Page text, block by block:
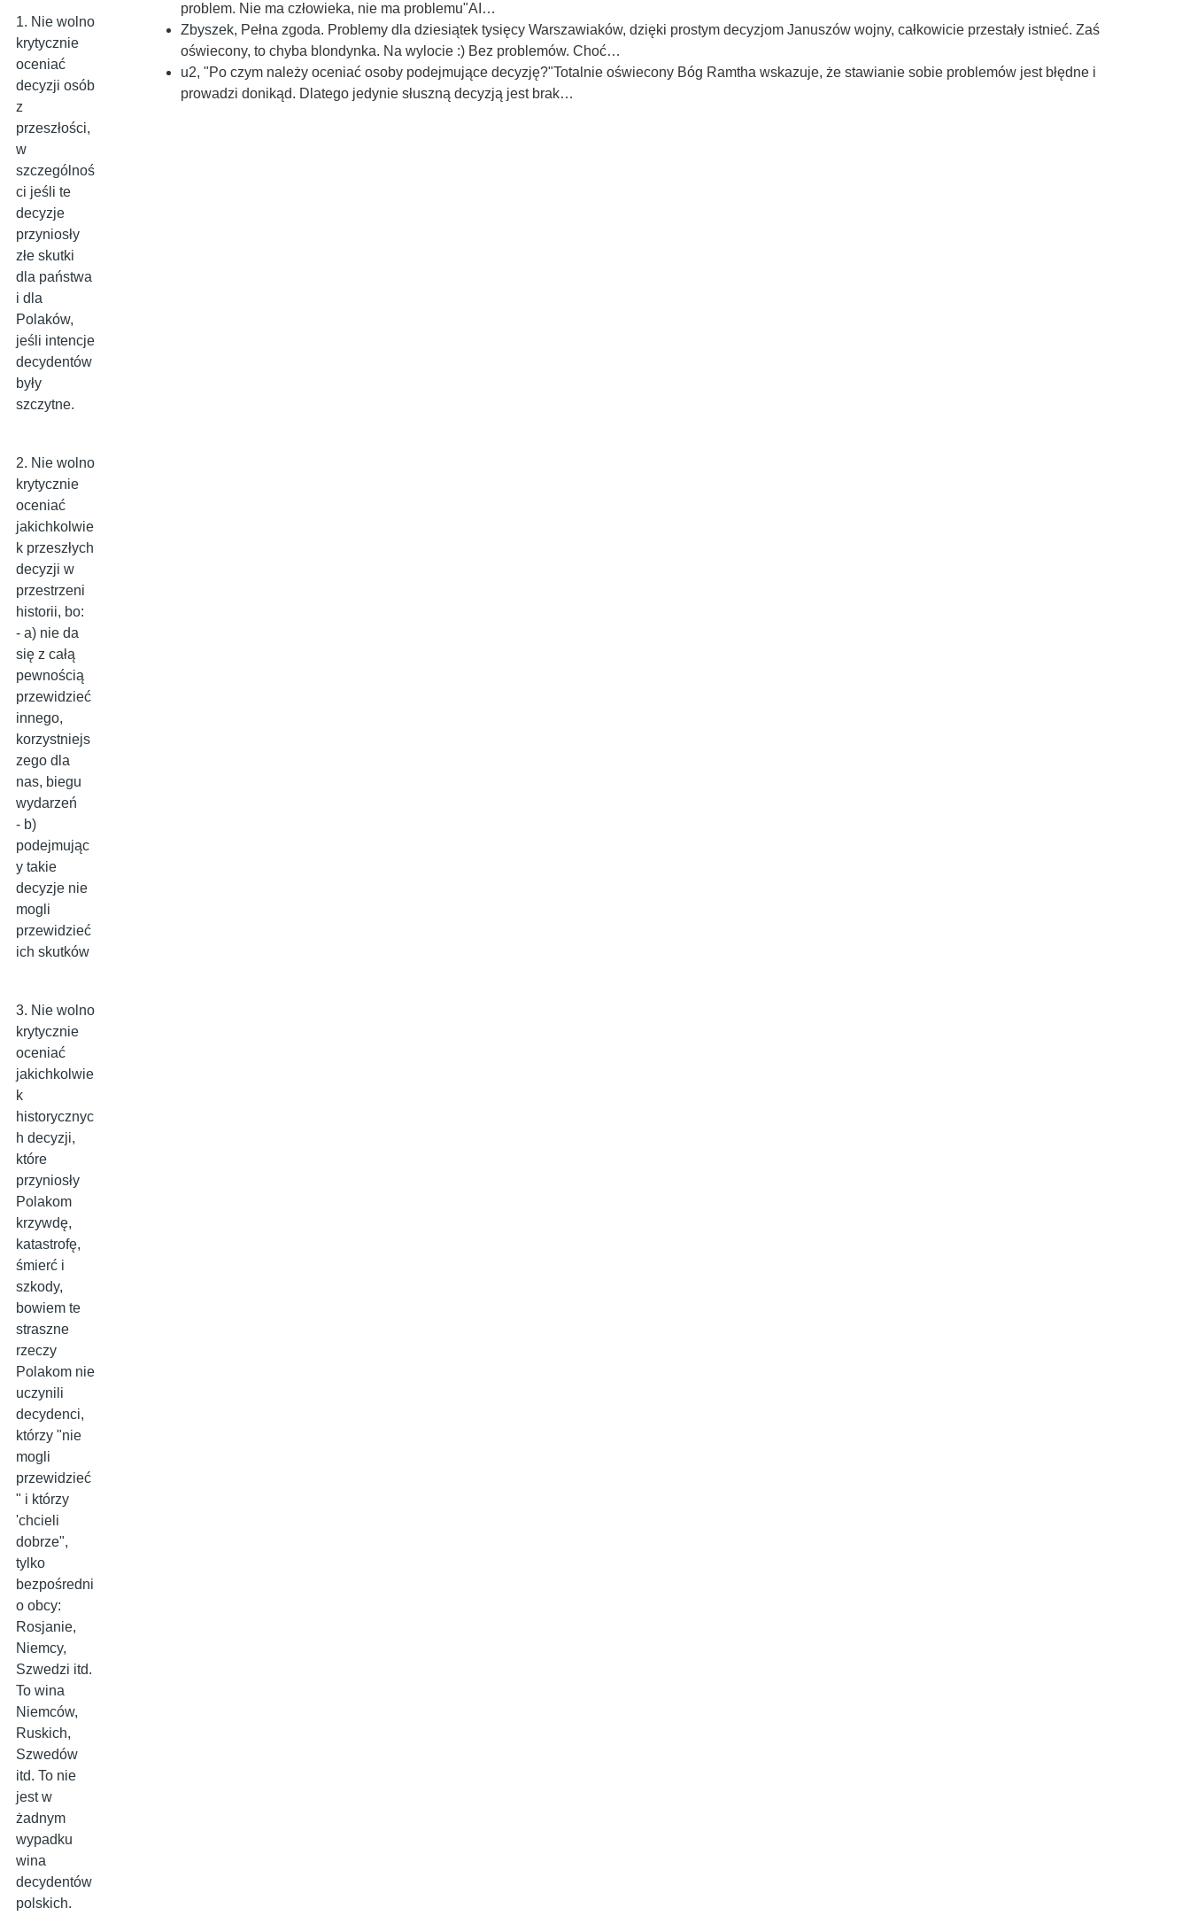
1. Nie wolno
krytycznie
oceniać
decyzji osób
z
przeszłości,
w
szczególnoś
ci jeśli te
decyzje
przyniosły
złe skutki
dla państwa
i dla
Polaków,
jeśli intencje
decydentów
były
szczytne.
2. Nie wolno
krytycznie
oceniać
jakichkolwie
k przeszłych
decyzji w
przestrzeni
historii, bo:
- a) nie da
się z całą
pewnością
przewidzieć
innego,
korzystniejs
zego dla
nas, biegu
wydarzeń
- b)
podejmując
y takie
decyzje nie
mogli
przewidzieć
ich skutków
3. Nie wolno
krytycznie
oceniać
jakichkolwie
k
historycznyc
h decyzji,
które
przyniosły
Polakom
krzywdę,
katastrofę,
śmierć i
szkody,
bowiem te
straszne
rzeczy
Polakom nie
uczynili
decydenci,
którzy "nie
mogli
przewidzieć
" i którzy
'chcieli
dobrze",
tylko
bezpośredni
o obcy:
Rosjanie,
Niemcy,
Szwedzi itd.
To wina
Niemców,
Ruskich,
Szwedów
itd. To nie
jest w
żadnym
wypadku
wina
decydentów
polskich.
problem. Nie ma człowieka, nie ma problemu"AI…
Zbyszek, Pełna zgoda. Problemy dla dziesiątek tysięcy Warszawiaków, dzięki prostym decyzjom Januszów wojny, całkowicie przestały istnieć. Zaś
oświecony, to chyba blondynka. Na wylocie :) Bez problemów. Choć…
u2, "Po czym należy oceniać osoby podejmujące decyzję?"Totalnie oświecony Bóg Ramtha wskazuje, że stawianie sobie problemów jest błędne i
prowadzi donikąd. Dlatego jedynie słuszną decyzją jest brak…